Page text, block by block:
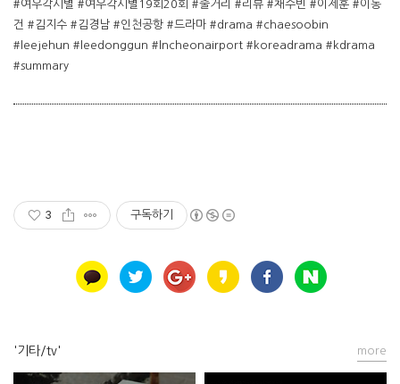
#여우각시별 #여우각시별19회20회 #줄거리 #리뷰 #채수빈 #이제훈 #이동
건 #김지수 #김경남 #인천공항 #드라마 #drama #chaesoobin
#leejehun #leedonggun #lncheonairport #koreadrama #kdrama
#summary
3 구독하기
'기타/tv' more